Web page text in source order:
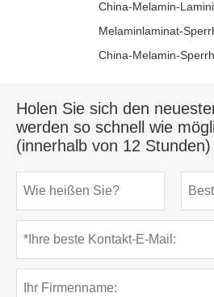
China-Melamin-
Melaminlaminat-
China-Melamin-
Holen Sie sich den
werden so schnell wie
(innerhalb von 12 Stunden)